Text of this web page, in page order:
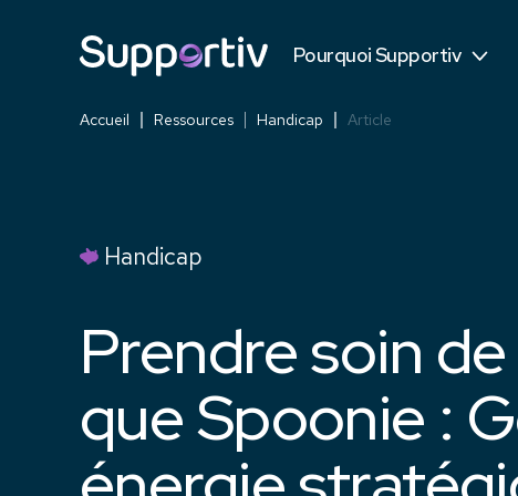
Pourquoi Supportiv
Contre les concurrents
Accueil Ressources Handicap Article
Handicap
Prendre soin
que Spoonie :